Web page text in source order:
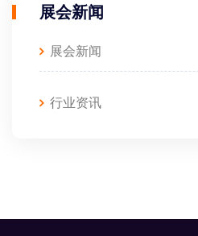
展会新闻
展会新闻
行业资讯